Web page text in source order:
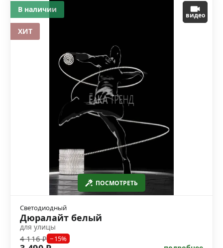
ПОСМОТРЕТЬ
видео
Светодиодный
Дюралайт белый
для улицы
4 116 ₽ −15%
В наличии
ХИТ